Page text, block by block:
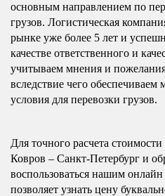
основным направлением по
грузов. Логистическая
рынке уже более 5 лет и
качестве ответственного и
учитываем мнения и
вследствие чего
условия для перевозки грузов.
Для точного расчета
Ковров – Санкт-Петербург и
воспользоваться нашим
позволяет узнать цену